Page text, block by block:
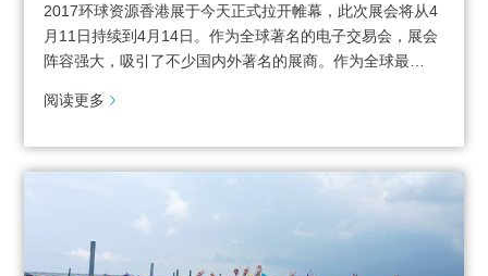
2017环球资源香港展于今天正式拉开帷幕，此次展会将从4
月11日持续到4月14日。作为全球著名的电子交易会，展会
阵容强大，吸引了不少国内外著名的展商。作为全球最…
阅读更多